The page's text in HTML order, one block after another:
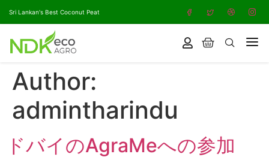
Sri Lankan's Best Coconut Peat
Author:
admintharindu
ドバイのAgraMeへの参加